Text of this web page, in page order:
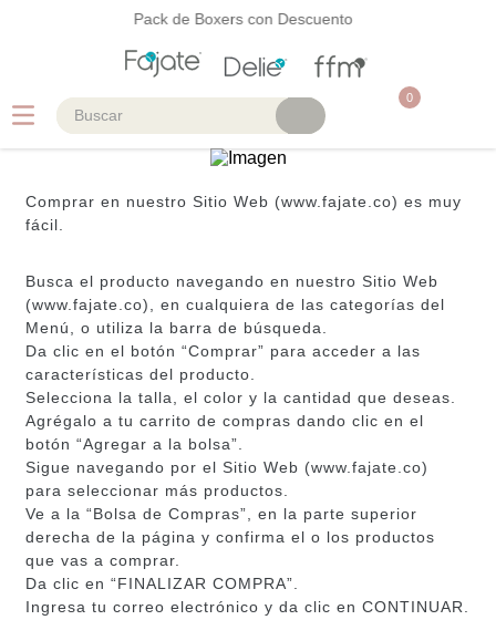
Pack de Boxers con Descuento
Buscar 0
Comprar en nuestro Sitio Web (www.fajate.co) es muy
fácil.
Busca el producto navegando en nuestro Sitio Web
(www.fajate.co), en cualquiera de las categorías del
Menú, o utiliza la barra de búsqueda.
Da clic en el botón “Comprar” para acceder a las
características del producto.
Selecciona la talla, el color y la cantidad que deseas.
Agrégalo a tu carrito de compras dando clic en el
botón “Agregar a la bolsa”.
Sigue navegando por el Sitio Web (www.fajate.co)
para seleccionar más productos.
Ve a la “Bolsa de Compras”, en la parte superior
derecha de la página y confirma el o los productos
que vas a comprar.
Da clic en “FINALIZAR COMPRA”.
Ingresa tu correo electrónico y da clic en CONTINUAR.
TÉRMINOS MÁS BUSCADOS
1 . faja
3 . body
. brasier
5. vestidos baño